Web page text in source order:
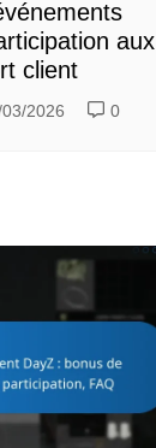
aux
client
2026 0